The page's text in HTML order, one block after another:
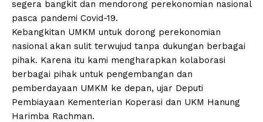
segera bangkit dan mendorong perekonomian nasional
pasca pandemi Covid-19.
Kebangkitan UMKM untuk dorong perekonomian
nasional akan sulit terwujud tanpa dukungan berbagai
pihak. Karena itu kami mengharapkan kolaborasi
berbagai pihak untuk pengembangan dan
pemberdayaan UMKM ke depan, ujar Deputi
Pembiayaan Kementerian Koperasi dan UKM Hanung
Harimba Rachman.